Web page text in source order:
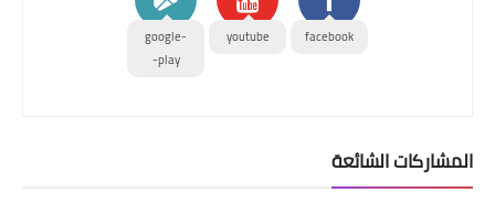
facebook
youtube
google-
play-
المشاركات الشائعة